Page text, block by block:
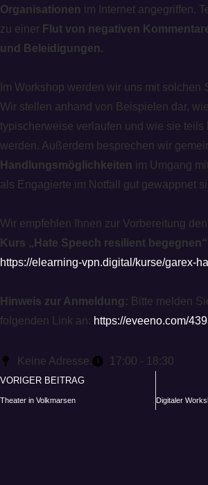
Organisationen im Internet angegriffen.
zu einer Flut von negativen
und Beleidigungen.
Im Workshop werden wir uns mit solchen
Wir stellen anhand von Beispielen dar,
typischerweise verlaufen und wie sie teils
werden. Außerdem besprechen wir
Handlungsmöglichkeiten im Umgang
als Engagierte im Notfall gut gewappnet
Wir empfehlen Ihnen zur Vorbereitung
Kurs „Hate Speech resilient begegnen“
https://elearning-vpn.digital/kurse/garex-
Hinweis zur Anmeldung: Bitte melden
folgenden Link an: https://eveeno.com/
Keine Adresse. 17:00 - 18:30
VORIGER BEITRAG
Theater in Volkmarsen